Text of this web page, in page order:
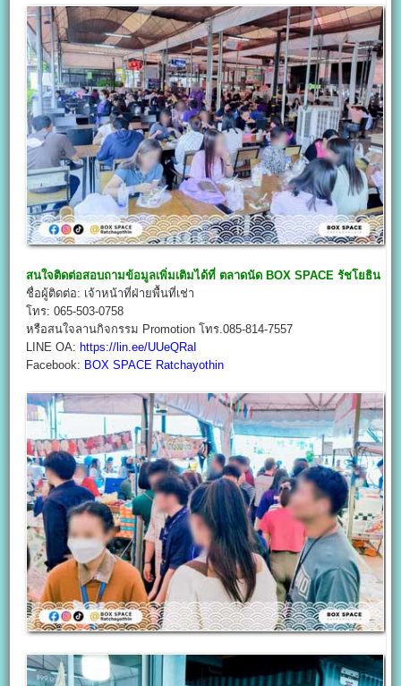
สนใจติดต่อสอบถามข้อมูลเพิ่มเติมได้ที่ ตลาดนัด BOX SPACEรัชโยธิน
ชื่อผู้ติดต่อ: เจ้าหน้าที่ฝ่ายพื้นที่เช่า
โทร: 065-503-0758
หรือสนใจลานกิจกรรม Promotion โทร.085-814-7557
LINE OA: https://lin.ee/UUeQRaI
Facebook: BOX SPACE Ratchayothin